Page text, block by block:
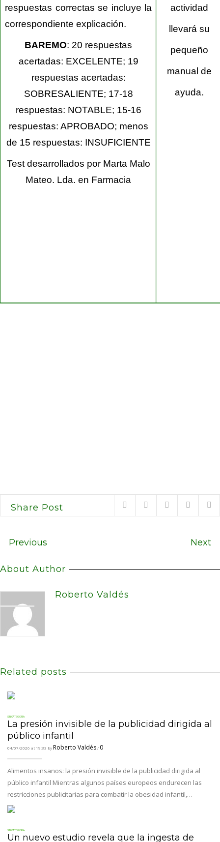
respuestas correctas se incluye la
correspondiente explicación.
BAREMO: 20 respuestas
acertadas: EXCELENTE; 19
respuestas acertadas:
SOBRESALIENTE; 17-18
respuestas: NOTABLE; 15-16
respuestas: APROBADO; menos
de 15 respuestas: INSUFICIENTE
Test desarrollados por Marta Malo
Mateo. Lda. en Farmacia
actividad
llevará su
pequeño
manual de
ayuda.
Share Post
Previous Next
About Author
Roberto Valdés
Related posts
SIN CATEGORÍA
La presión invisible de la publicidad dirigida al
público infantil
04/07/2026 at 19:33 byRoberto Valdés/ 0
Alimentos insanos: la presión invisible de la publicidad dirigida al
público infantil Mientras algunos países europeos endurecen las
restricciones publicitarias para combatir la obesidad infantil,…
SIN CATEGORÍA
Un nuevo estudio revela que la ingesta de